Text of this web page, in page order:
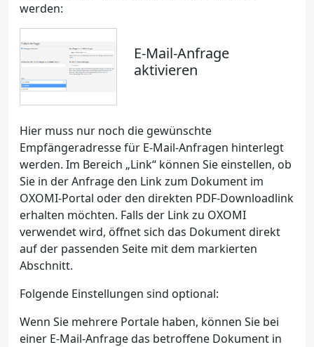
werden:
E-Mail-Anfrage
aktivieren
Hier muss nur noch die gewünschte
Empfängeradresse für E-Mail-Anfragen hinterlegt
werden. Im Bereich „Link“ können Sie einstellen, ob
Sie in der Anfrage den Link zum Dokument im
OXOMI-Portal oder den direkten PDF-Downloadlink
erhalten möchten. Falls der Link zu OXOMI
verwendet wird, öffnet sich das Dokument direkt
auf der passenden Seite mit dem markierten
Abschnitt.
Folgende Einstellungen sind optional:
Wenn Sie mehrere Portale haben, können Sie bei
einer E-Mail-Anfrage das betroffene Dokument in